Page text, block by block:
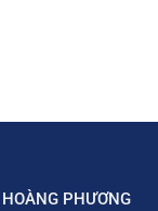
PHƯƠNG